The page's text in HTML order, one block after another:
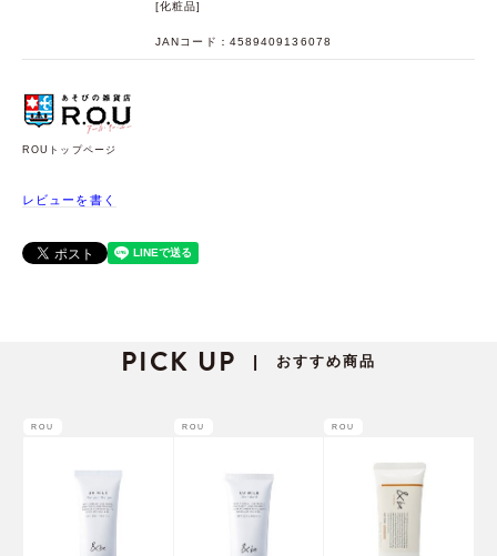
[化粧品]
JANコード：4589409136078
ROUトップページ
レビューを書く
PICK UP | おすすめ商品
ROU ROU ROU